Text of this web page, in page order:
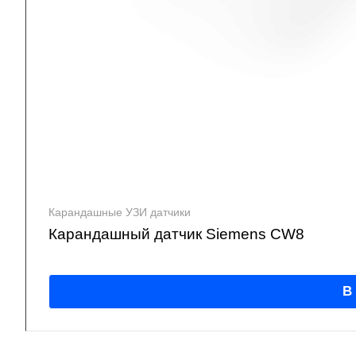
Карандашные УЗИ датчики
Карандашный датчик Siemens CW8
В